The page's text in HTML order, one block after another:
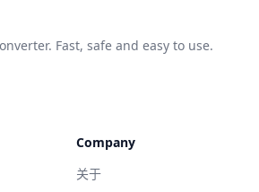
Fast, safe and easy to use.
Company
关于